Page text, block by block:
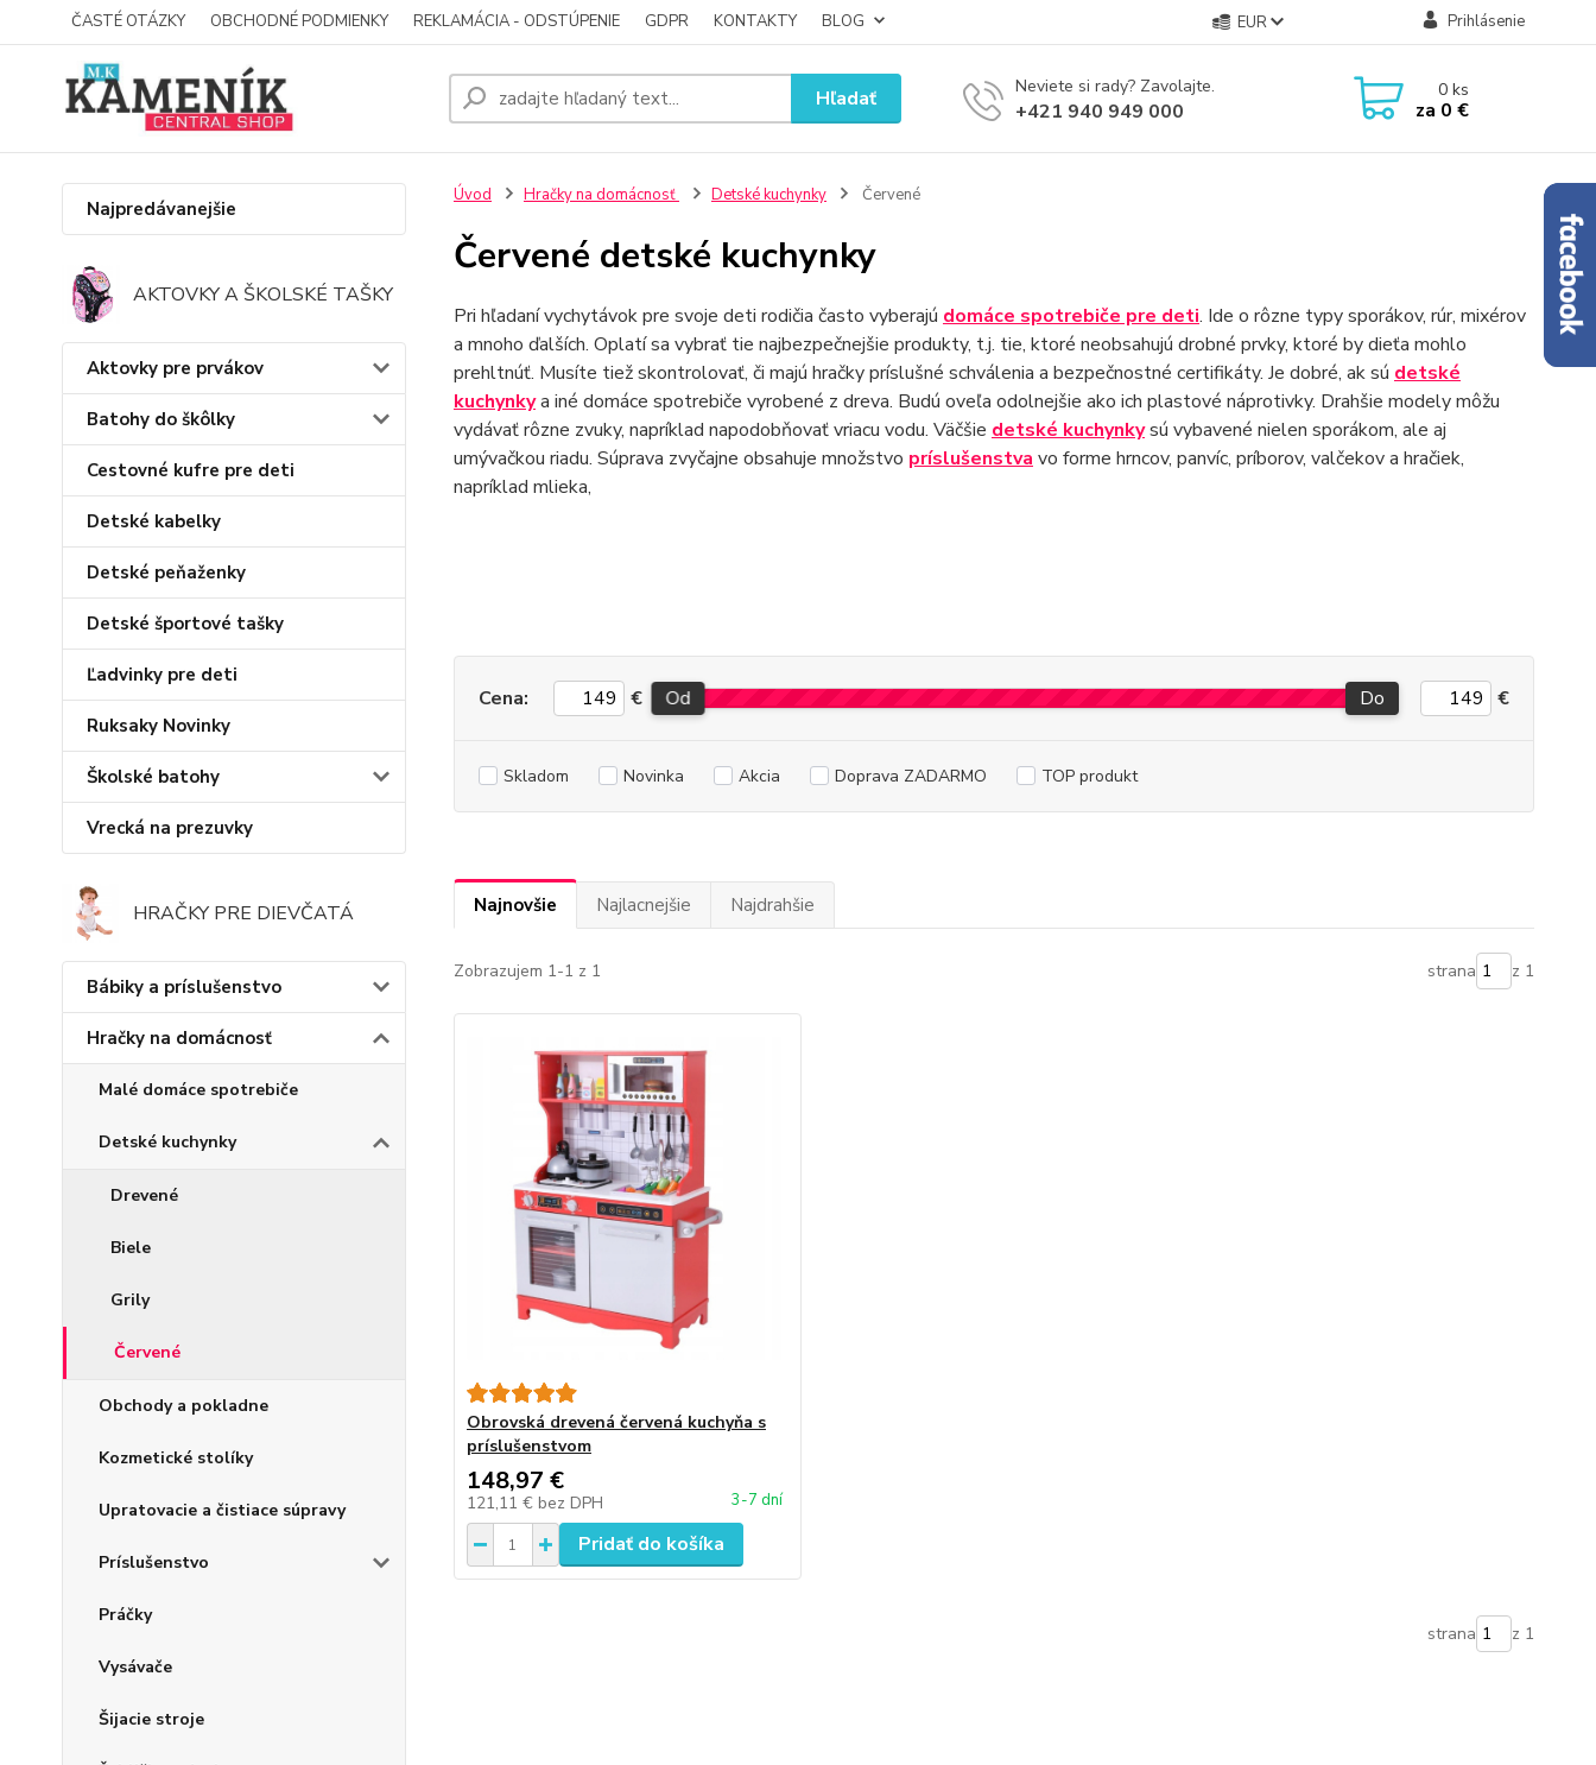
ČASTÉ OTÁZKY OBCHODNÉ PODMIENKY REKLAMÁCIA - ODSTÚPENIE GDPR KONTAKTY BLOG EUR Prihlásenie
Hľadať Neviete si rady? Zavolajte.
+421 940 949 000
0ks
za 0 €
Najpredávanejšie
AKTOVKY A ŠKOLSKÉ TAŠKY
Aktovky pre prvákov
Batohy do škôlky
Cestovné kufre pre deti
Detské kabelky
Detské peňaženky
Detské športové tašky
Ľadvinky pre deti
Ruksaky Novinky
Školské batohy
Vrecká na prezuvky
HRAČKY PRE DIEVČATÁ
Bábiky a príslušenstvo
Hračky na domácnosť
Malé domáce spotrebiče
Detské kuchynky
Drevené
Biele
Grily
Červené
Obchody a pokladne
Kozmetické stolíky
Upratovacie a čistiace súpravy
Príslušenstvo
Práčky
Vysávače
Šijacie stroje
Úvod Hračky na domácnosť Detské kuchynky Červené
Červené detské kuchynky
Pri hľadaní vychytávok pre svoje deti rodičia často vyberajú domáce spotrebiče pre deti. Ide o rôzne typy sporákov, rúr, mixérov
a mnoho ďalších. Oplatí sa vybrať tie najbezpečnejšie produkty, t.j. tie, ktoré neobsahujú drobné prvky, ktoré by dieťa mohlo
prehltnúť. Musíte tiež skontrolovať, či majú hračky príslušné schválenia a bezpečnostné certifikáty. Je dobré, ak sú detské
kuchynkya iné domáce spotrebiče vyrobené z dreva. Budú oveľa odolnejšie ako ich plastové náprotivky. Drahšie modely môžu
vydávať rôzne zvuky, napríklad napodobňovať vriacu vodu. Väčšie detské kuchynkysú vybavené nielen sporákom, ale aj
umývačkou riadu. Súprava zvyčajne obsahuje množstvo príslušenstva vo forme hrncov, panvíc, príborov, valčekov a hračiek,
napríklad mlieka,
Cena: € Od Do €
Skladom Novinka Akcia Doprava ZADARMO TOP produkt
Najnovšie Najlacnejšie Najdrahšie
Zobrazujem 1-1 z 1 strana z 1
Obrovská drevená červená kuchyňa s
príslušenstvom
148,97 €
121,11 € bez DPH 3-7 dní
Pridať do košíka
strana z 1